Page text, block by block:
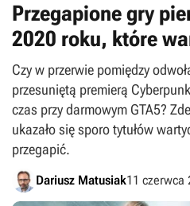
Przegapione gry
2020 roku, które
Czy w przerwie pomiędzy
przesuniętą premierą
czas przy darmowym GTA5?
ukazało się sporo tytułów
przegapić.
Dariusz Matusiak11 czerwca